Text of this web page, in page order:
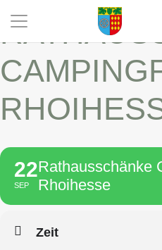
22
SEP
Rathausschänke
Rhoihesse
Zeit